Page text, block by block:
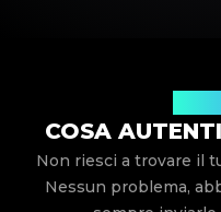
COSA
Non riesci a trovare il
Nessun problema,